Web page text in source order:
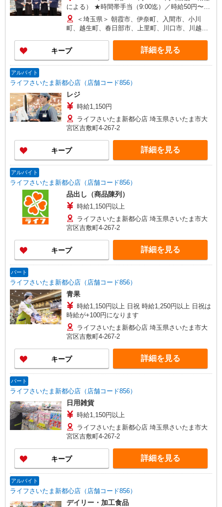
による） ★時間帯手当（9:00迄）／時給50円〜
200円UP（店舗による）
（16:00以降）／時給50円〜250円UP（店舗・時間
帯による） ★土・日・祝日手当／時給100円〜250
円UP ★鮮魚・惣菜・寿司手当／時給100円
UP（店舗による） ＜アルバイト＞ 時給1063円〜
1330円（店舗による） ★時間帯手当（9:00迄・
★土・日・祝日手当／時給100円〜150円UP（店舗
による）
＜埼玉県＞ 朝霞市、伊奈町、入間市、小川
町、越生町、春日部市、上里町、川口市、川越
鴻巣市、越谷市、さいたま市、坂戸市、幸手市、
狭山市、志木市、白岡市、草加市、秩父市、鶴ヶ
島市、所沢市、戸田市、滑川町、新座市、羽生
市、ふじみ野市、本庄市、三郷市、皆野町、三芳
町、毛呂山町、八潮市、寄居町、嵐山町、蕨市 ＜
群馬県＞ 館林市、安中市、太田市、桐生市、高崎
市、富岡市、中之条町、藤岡市、前橋市 ＜栃木県
＞ 足利市、佐野市、野木町 ＜茨城県＞ 古河市、
利根町、取手市、竜ヶ崎市 ＜千葉県＞ 市川市、市
千葉市、富里市、流山市、成田市、野田市、船橋
市、松戸市、八千代市、四街道市 ＜東京都＞ 日野
市、調布市、昭島市、稲城市、青梅市、小平市、
市、相模原市、秦野市、平塚市、藤沢市
キープ 詳細を見る
アルバイト
ライフさいたま新都心店（店舗コード856）
レジ
時給1,150円
ライフさいたま新都心店 埼玉県さいたま市大
宮区吉敷町4-267-2
キープ 詳細を見る
アルバイト
ライフさいたま新都心店（店舗コード856）
品出し（商品陳列）
時給1,150円以上
ライフさいたま新都心店 埼玉県さいたま市大
宮区吉敷町4-267-2
キープ 詳細を見る
パート
ライフさいたま新都心店（店舗コード856）
青果
時給1,150円以上 日祝 時給1,250円以上 日祝は
時給が+100円になります
ライフさいたま新都心店 埼玉県さいたま市大
宮区吉敷町4-267-2
キープ 詳細を見る
パート
ライフさいたま新都心店（店舗コード856）
日用雑貨
時給1,150円以上
ライフさいたま新都心店 埼玉県さいたま市大
宮区吉敷町4-267-2
キープ 詳細を見る
アルバイト
ライフさいたま新都心店（店舗コード856）
デイリー・加工食品